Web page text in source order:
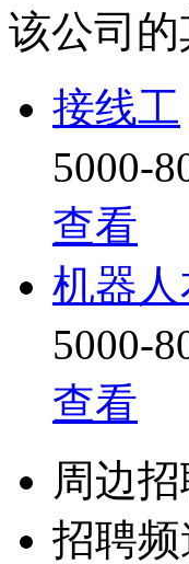
业”。
该公司
接线工
5000-
查看
机器
5000-
查看
周边
招聘频